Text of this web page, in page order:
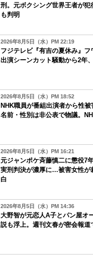
刑。元ボクシング世界王者が
も判明
2026年8月5日（水）PM 22:19
フジテレビ『有吉の夏休み』
出演シーンカット騒動から2年
2026年8月5日（水）PM 18:52
NHK職員が番組出演者から性
名前・性別は非公表で物議。
2026年8月5日（水）PM 16:21
元ジャンポケ斉藤慎二に懲役7
実刑判決が濃厚に…被害女性が
白
2026年8月5日（水）PM 14:36
大野智が元恋人A子とパン屋オ
説も浮上。週刊文春が密会報道